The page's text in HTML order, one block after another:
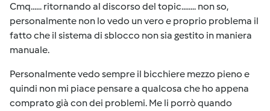
Cmq...... ritornando al discorso del topic........ non so,
personalmente non lo vedo un vero e proprio problema il
fatto che il sistema di sblocco non sia gestito in maniera
manuale.
Personalmente vedo sempre il bicchiere mezzo pieno e
quindi non mi piace pensare a qualcosa che ho appena
comprato già con dei problemi. Me li porrò quando